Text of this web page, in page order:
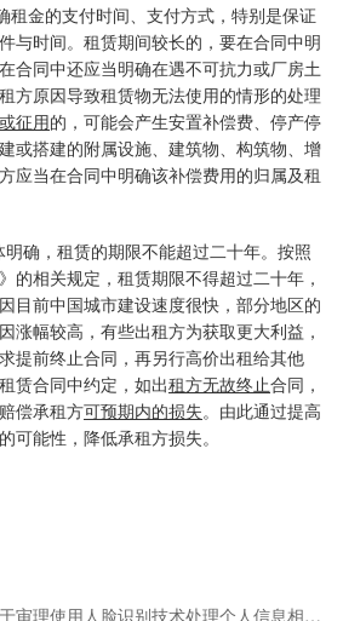
金的支付时间、支付方式，特别是保证
与时间。租赁期间较长的，要在合同中明
合同中还应当明确在遇不可抗力或厂房土
方原因导致租赁物无法使用的情形的处理
征用的，可能会产生安置补偿费、停产停
或搭建的附属设施、建筑物、构筑物、增
应当在合同中明确该补偿费用的归属及租
确，租赁的期限不能超过二十年。按照
的相关规定，租赁期限不得超过二十年，
目前中国城市建设速度很快，部分地区的
涨幅较高，有些出租方为获取更大利益，
提前终止合同，再另行高价出租给其他
赁合同中约定，如出租方无故终止合同，
偿承租方可预期内的损失。由此通过提高
可能性，降低承租方损失。
上一篇：最高人民法院关于审理使用人脸识别技术处理个人信息相关民事案件适用法律若干问题的规定